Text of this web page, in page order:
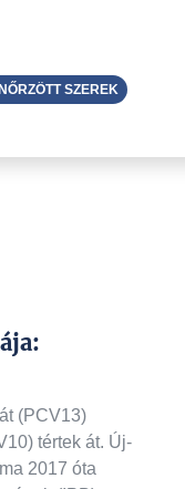
(PCV13)
tértek át. Új-
2017 óta
SZEREK